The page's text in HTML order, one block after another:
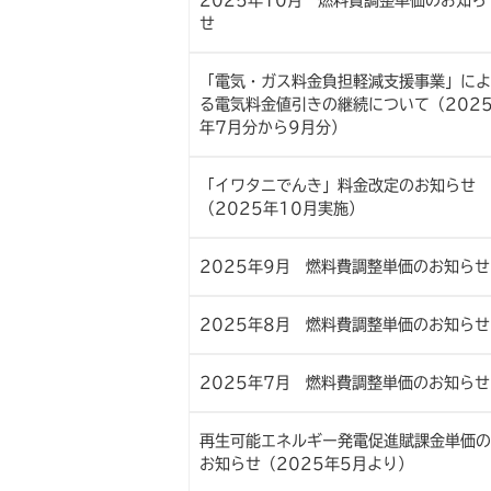
せ
「電気・ガス料金負担軽減支援事業」によ
る電気料金値引きの継続について（
年7月分から9月分）
「イワタニでんき」料金改定のお知らせ
（2025年10月実施）
2025年9月 燃料費調整単価のお知らせ
2025年8月 燃料費調整単価のお知らせ
2025年7月 燃料費調整単価のお知らせ
再生可能エネルギー発電促進賦課金単価の
お知らせ（2025年5月より）